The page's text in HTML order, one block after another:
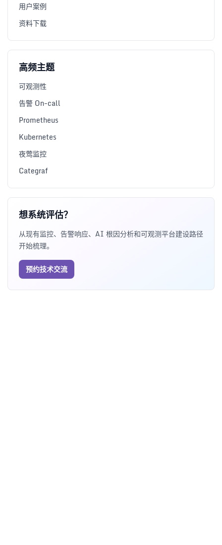
用户案例
资料下载
高频主题
可观测性
告警 On-call
Prometheus
Kubernetes
夜莺监控
Categraf
想系统评估？
从现有监控、告警响应、AI 根因分析和可观测平台建设路径
开始梳理。
预约技术交流